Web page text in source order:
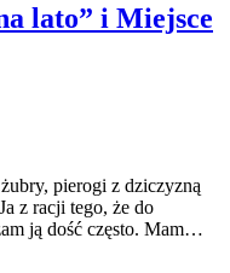
lato” i Miejsce
pierogi z dziczyzną
z racji tego, że do
ją dość często. Mam…